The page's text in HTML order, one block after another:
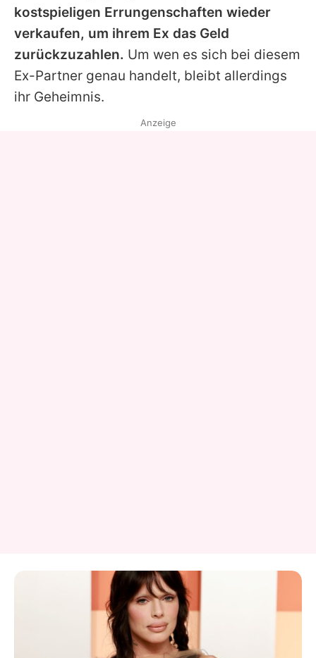
Utiq verwalten
kostspieligen Errungenschaften wieder
verkaufen, um ihrem Ex das Geld
zurückzuzahlen. Um wen es sich bei diesem
Ex-Partner genau handelt, bleibt allerdings
ihr Geheimnis.
Anzeige